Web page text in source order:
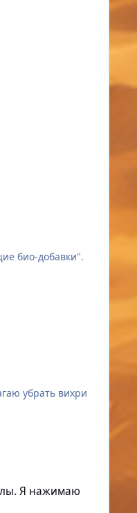
отвечает на
костре”.
био-добавки".
убрать вихри
Я нажимаю